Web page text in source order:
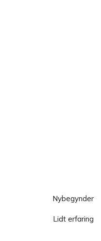
Nybegynder
Lidt erfaring